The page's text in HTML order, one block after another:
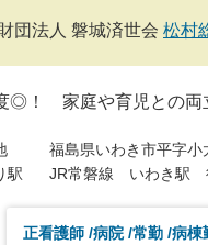
団法人 磐城済世会 松村
◎！ 家庭や育児との両
福島県いわき市平字小
駅
JR常磐線 いわき駅
正看護師 病院 常勤 病棟